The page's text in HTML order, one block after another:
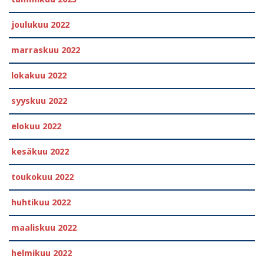
joulukuu 2022
marraskuu 2022
lokakuu 2022
syyskuu 2022
elokuu 2022
kesäkuu 2022
toukokuu 2022
huhtikuu 2022
maaliskuu 2022
helmikuu 2022